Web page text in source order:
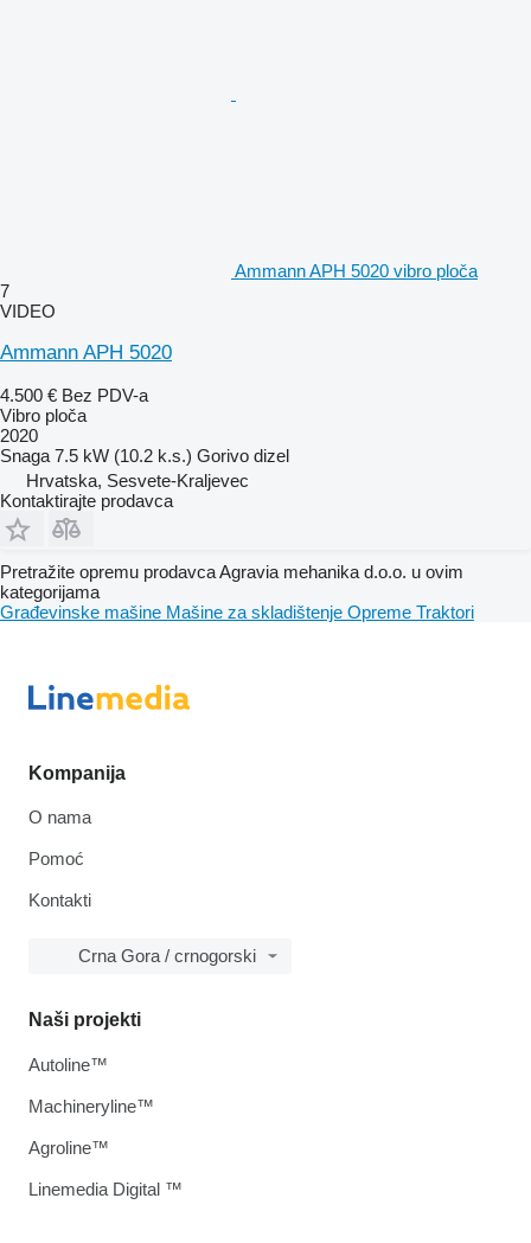
Ammann APH 5020 vibro ploča
7
VIDEO
Ammann APH 5020
4.500 € Bez PDV-a
Vibro ploča
2020
Snaga 7.5 kW (10.2 k.s.) Gorivo dizel
Hrvatska, Sesvete-Kraljevec
Kontaktirajte prodavca
Pretražite opremu prodavca Agravia mehanika d.o.o. u ovim
kategorijama
Građevinske mašine Mašine za skladištenje Opreme Traktori
Kompanija
O nama
Pomoć
Kontakti
Crna Gora / crnogorski
Naši projekti
Autoline™
Machineryline™
Agroline™
Linemedia Digital ™